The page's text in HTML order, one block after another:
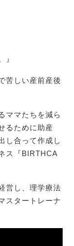
』
苦しい産前産後
ママたちを減ら
るために助産
し合って作成し
ス『BIRTHCA
営し、理学療法
スタートレーナ